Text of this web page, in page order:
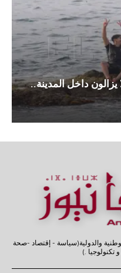
داخل المدينة..
والدولية(سياسة - إقتصاد -صحة
.)